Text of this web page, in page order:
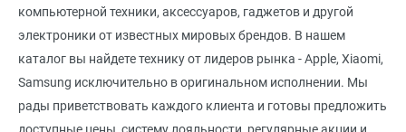
компьютерной техники, аксессуаров, гаджетов и другой
электроники от известных мировых брендов. В нашем
каталог вы найдете технику от лидеров рынка - Apple, Xiaomi,
Samsung исключительно в оригинальном исполнении. Мы
рады приветствовать каждого клиента и готовы предложить